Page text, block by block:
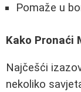
Pomaže u
Kako Pronaći
Najčešći
nekoliko